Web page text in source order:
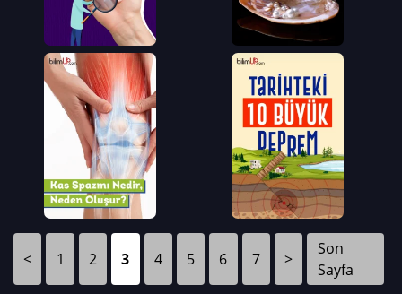
< 1 2 3 4 5 6 7 >
Son
Sayfa